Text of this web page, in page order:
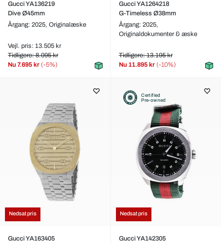
Gucci YA136219
Dive Ø45mm
Årgang: 2025, Originalæske
Vejl. pris: 13.505 kr
Tidligere: 8.095 kr
Nu 7.695 kr (-5%)
Gucci YA1264218
G-Timeless Ø38mm
Årgang: 2025,
Originaldokumenter & æske
Tidligere: 13.195 kr
Nu 11.895 kr (-10%)
Nedsat pris
Gucci YA163405
Certified
Pre-owned
Nedsat pris
Gucci YA142305